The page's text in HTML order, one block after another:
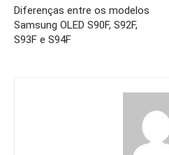
Diferenças entre os modelos
Samsung OLED S90F, S92F,
S93F e S94F